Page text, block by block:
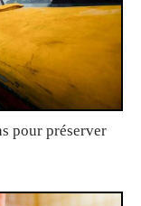
pour préserver